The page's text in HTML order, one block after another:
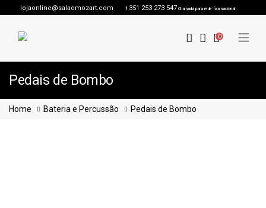
lojaonline@salaomozart.com +351 253 273 547 Chamada para rede fixa nacional
0
Pedais de Bombo
Home Bateria e Percussão Pedais de Bombo